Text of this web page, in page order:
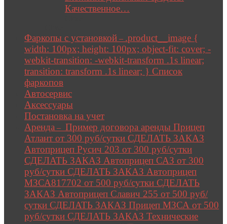
Качественное…
Фаркопы с установкой – .product__image {
width: 100px; height: 100px; object-fit: cover; -
webkit-transition: -webkit-transform .1s linear;
transition: transform .1s linear; } Список
фаркопов
Автосервис
Аксессуары
Постановка на учет
Аренда – Пример договора аренды Прицеп
Атлант от 300 руб/сутки СДЕЛАТЬ ЗАКАЗ
Автоприцеп Русич 203 от 300 руб/сутки
СДЕЛАТЬ ЗАКАЗ Автоприцеп САЗ от 300
руб/сутки СДЕЛАТЬ ЗАКАЗ Автоприцеп
МЗСА817702 от 500 руб/сутки СДЕЛАТЬ
ЗАКАЗ Автоприцеп Славич 255 от 500 руб/
сутки СДЕЛАТЬ ЗАКАЗ Прицеп МЗСА от 500
руб/сутки СДЕЛАТЬ ЗАКАЗ Технические